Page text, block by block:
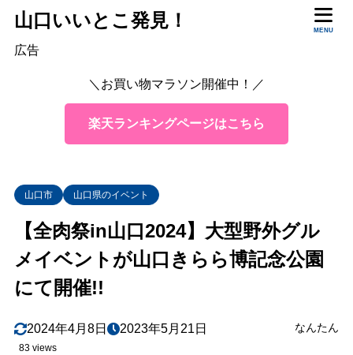
山口いいとこ発見！ MENU
広告
＼お買い物マラソン開催中！／
楽天ランキングページはこちら
山口市 山口県のイベント
【全肉祭in山口2024】大型野外グル
メイベントが山口きらら博記念公園
にて開催!!
2024年4月8日 2023年5月21日 なんたん
83 views
「全肉祭」日程や駐車場
「全肉祭」どんな内容？
2.3 【観覧無料】アイドル生ライブ、夜のファイヤーパフォーマ
3 まとめ